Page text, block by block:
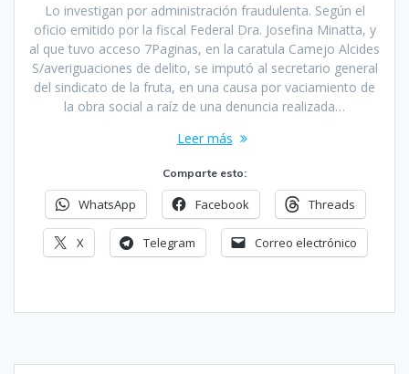
Lo investigan por administración fraudulenta. Según el
oficio emitido por la fiscal Federal Dra. Josefina Minatta, y
al que tuvo acceso 7Paginas, en la caratula Camejo Alcides
S/averiguaciones de delito, se imputó al secretario general
del sindicato de la fruta, en una causa por vaciamiento de
la obra social a raíz de una denuncia realizada…
Leer más
Comparte esto:
WhatsApp Facebook Threads
X Telegram Correo electrónico